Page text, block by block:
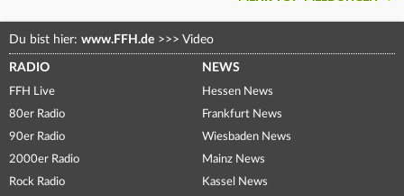
Du bist hier: www.FFH.de >>> Video
RADIO
FFH Live
80er Radio
90er Radio
2000er Radio
Rock Radio
NEWS
Hessen News
Frankfurt News
Wiesbaden News
Mainz News
Kassel News